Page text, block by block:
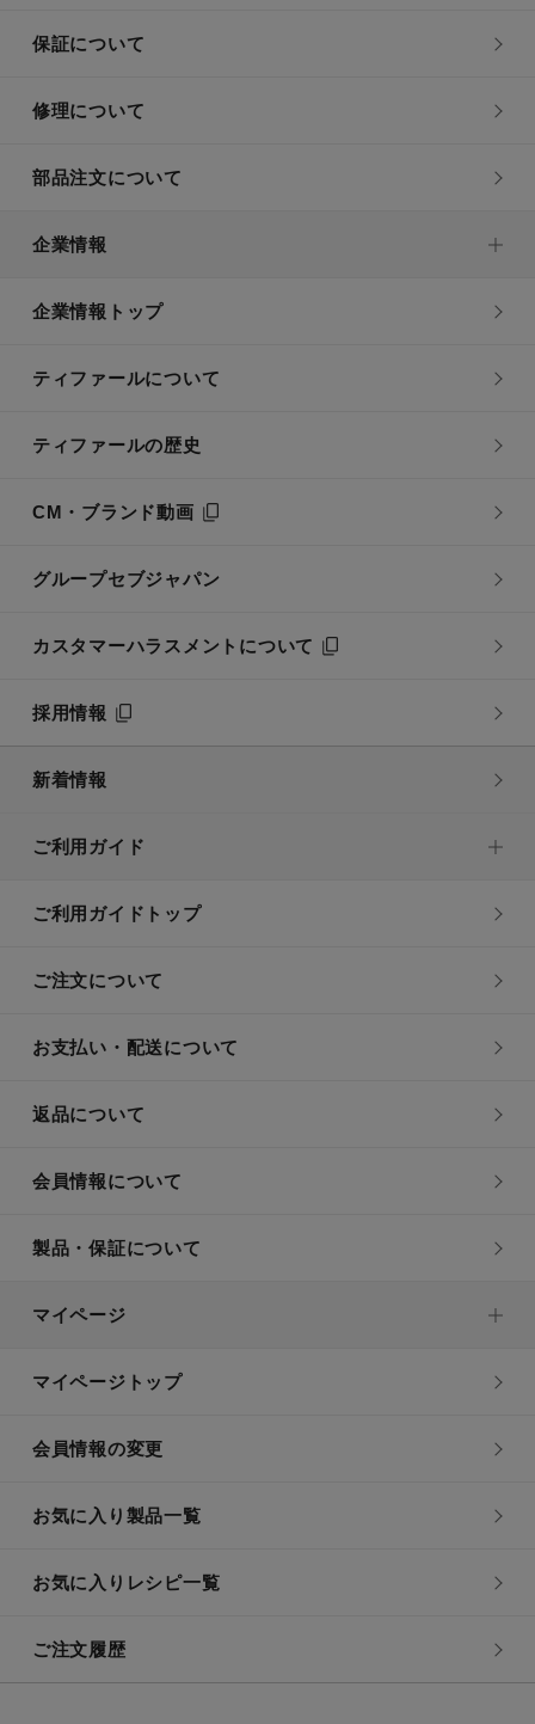
保証について
修理について
部品注文について
企業情報
企業情報トップ
ティファールについて
ティファールの歴史
CM・ブランド動画
グループセブジャパン
カスタマーハラスメントについて
採用情報
新着情報
ご利用ガイド
ご利用ガイドトップ
ご注文について
お支払い・配送について
返品について
会員情報について
製品・保証について
マイページ
マイページトップ
会員情報の変更
お気に入り製品一覧
お気に入りレシピ一覧
ご注文履歴